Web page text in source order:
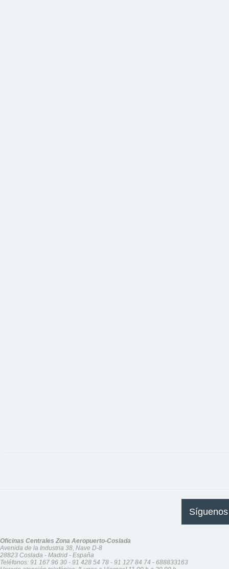
Oficinas Centrales Zona Aeropuerto-Coslada
Avenida de la Industria 38, Nave D-8
28823 Coslada - Madrid - España
Teléfonos: 91 167 96 30 - 91 428 54 78 - 91 127 84 74 - 688833163